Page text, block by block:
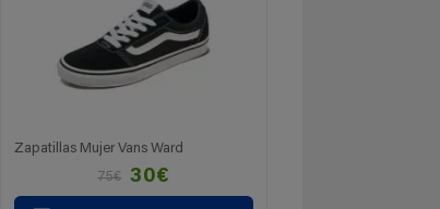
Zapatillas Mujer Vans Ward
75€
30€